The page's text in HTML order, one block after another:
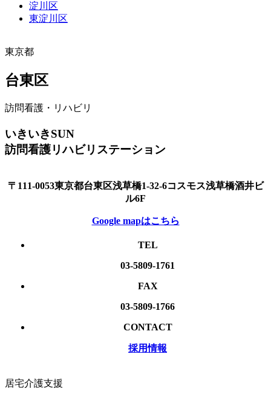
淀川区
東淀川区
東京都
台東区
訪問看護・リハビリ
いきいきSUN
訪問看護リハビリステーション
〒111-0053東京都台東区浅草橋1-32-6コスモス浅草橋酒井ビ
ル6F
Google mapはこちら
TEL
03-5809-1761
FAX
03-5809-1766
CONTACT
採用情報
居宅介護⽀援